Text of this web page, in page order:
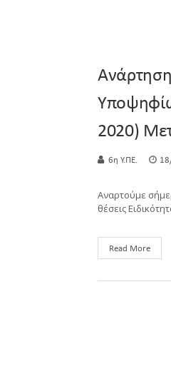
2020)
6η Υ.ΠΕ.
Αναρτούμε
θέσεις
Read More